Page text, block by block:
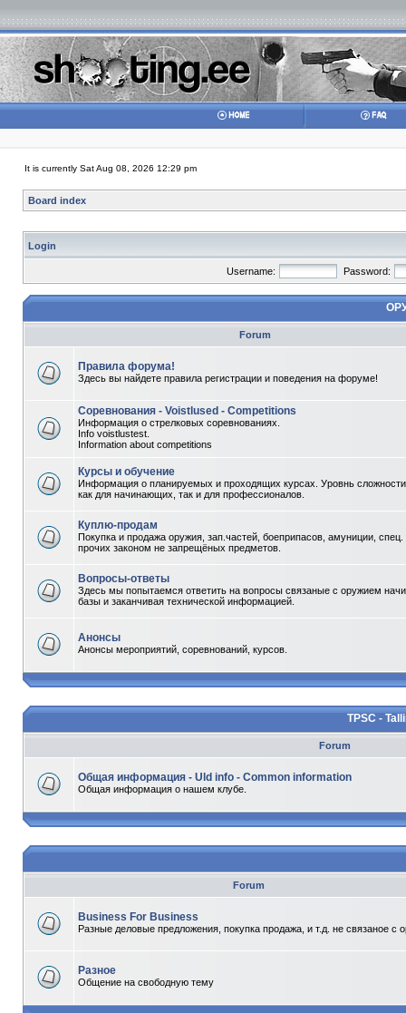
It is currently Sat Aug 08, 2026 12:29 pm
Board index
Login
Username: Password:
Forum
Правила форума!
Здесь вы найдете правила регистрации и поведения на форуме!
Соревнования - Voistlused - Competitions
Информация о стрелковых соревнованиях.
Info voistlustest.
Information about competitions
Курсы и обучение
Информация о планируемых и проходящих курсах. Уровнь
как для начинающих, так и для профессионалов.
Куплю-продам
Покупка и продажа оружия, зап.частей, боеприпасов, амуниции, спец.
прочих законом не запрещёных предметов.
Вопросы-ответы
Здесь мы попытаемся ответить на вопросы связаные с оружием
базы и заканчивая технической информацией.
Анонсы
Анонсы мероприятий, соревнований, курсов.
TPSC -
Forum
Общая информация - Uld info - Common information
Общая информация о нашем клубе.
Forum
Business For Business
Разные деловые предложения, покупка продажа, и т.д. не связаное с
Разное
Общение на свободную тему